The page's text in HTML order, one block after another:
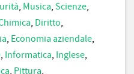
, Musica, Scienze,
, Diritto,
, Economia aziendale,
, Informatica, Inglese,
, Pittura,